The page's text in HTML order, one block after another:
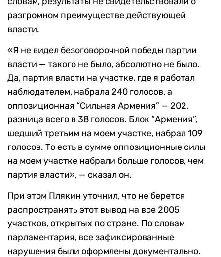
разгромном преимуществе действующей
власти.
«Я не видел безоговорочной победы партии
власти — такого не было, абсолютно не было.
Да, партия власти на участке, где я работал
наблюдателем, набрала 240 голосов, а
оппозиционная “Сильная Армения” — 202,
разница всего в 38 голосов. Блок “Армения”,
шедший третьим на моем участке, набрал 109
голосов. То есть в сумме оппозиционные силы
на моем участке набрали больше голосов, чем
партия власти», — сказал он.
При этом Плякин уточнил, что не берется
распространять этот вывод на все 2005
участков, открытых по стране. По словам
парламентария, все зафиксированные
нарушения были оформлены документально.